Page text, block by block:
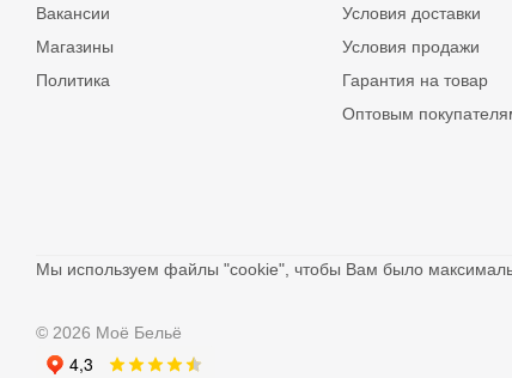
Вакансии
Магазины
Политика
Условия доставки
Условия продажи
Гарантия на товар
Оптовым
Мы используем файлы "cookie", чтобы Вам было
© 2026 Моё Бельё